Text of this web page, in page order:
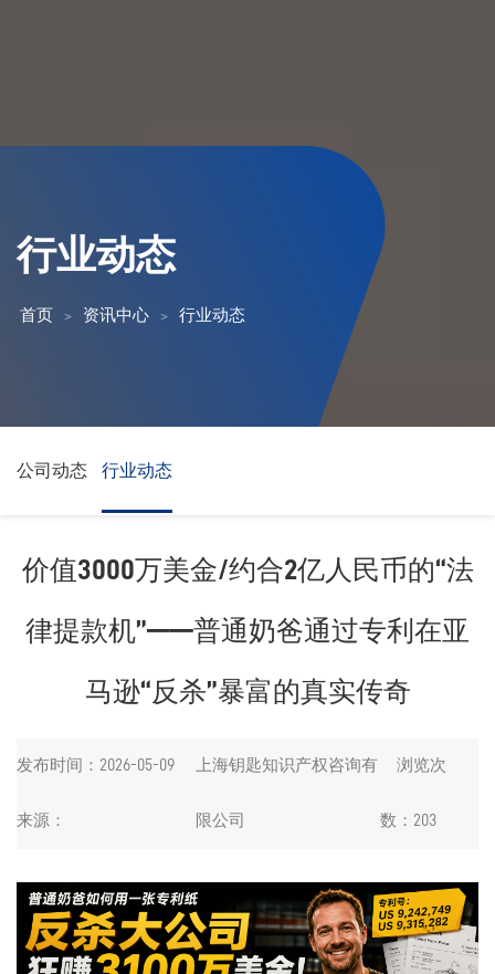
行业动态
首页 > 资讯中心 > 行业动态
公司动态 行业动态
公司动态 行业动态
价值3000万美金/约合2亿人民币的“法
律提款机”——普通奶爸通过专利在亚
马逊“反杀”暴富的真实传奇
发布时间：2026-05-09
来源：
上海钥匙知识产权咨询有
限公司
浏览次
数：203